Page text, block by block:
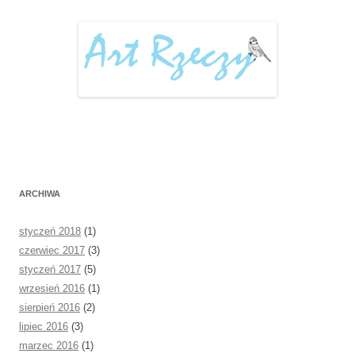
ARCHIWA
styczeń 2018 (1)
czerwiec 2017 (3)
styczeń 2017 (5)
wrzesień 2016 (1)
sierpień 2016 (2)
lipiec 2016 (3)
marzec 2016 (1)